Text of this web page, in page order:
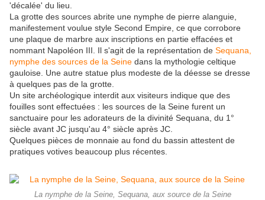
'décalée' du lieu.
La grotte des sources abrite une nymphe de pierre alanguie,
manifestement voulue style Second Empire, ce que corrobore
une plaque de marbre aux inscriptions en partie effacées et
nommant Napoléon III. Il s'agit de la représentation de Sequana,
nymphe des sources de la Seine dans la mythologie celtique
gauloise. Une autre statue plus modeste de la déesse se dresse
à quelques pas de la grotte.
Un site archéologique interdit aux visiteurs indique que des
fouilles sont effectuées : les sources de la Seine furent un
sanctuaire pour les adorateurs de la divinité Sequana, du 1°
siècle avant JC jusqu'au 4° siècle après JC.
Quelques pièces de monnaie au fond du bassin attestent de
pratiques votives beaucoup plus récentes.
La nymphe de la Seine, Sequana, aux source de la Seine